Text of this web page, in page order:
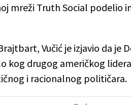
mreži Truth Social podelio
Vučić je izjavio da je
kog drugog američkog
i racionalnog političara.